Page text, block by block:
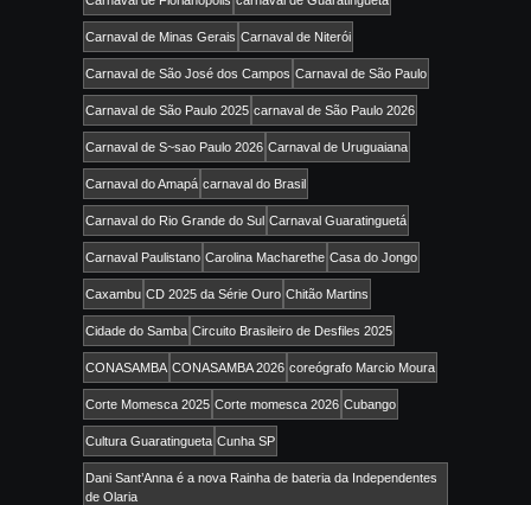
Carnaval de Minas Gerais Carnaval de Niterói
Carnaval de São José dos Campos Carnaval de São Paulo
Carnaval de São Paulo 2025 carnaval de São Paulo 2026
Carnaval de S~sao Paulo 2026 Carnaval de Uruguaiana
Carnaval do Amapá carnaval do Brasil
Carnaval do Rio Grande do Sul Carnaval Guaratinguetá
Carnaval Paulistano Carolina Macharethe Casa do Jongo
Caxambu CD 2025 da Série Ouro Chitão Martins
Cidade do Samba Circuito Brasileiro de Desfiles 2025
CONASAMBA CONASAMBA 2026 coreógrafo Marcio Moura
Corte Momesca 2025 Corte momesca 2026 Cubango
Cultura Guaratingueta Cunha SP
Dani Sant’Anna é a nova Rainha de bateria da Independentes
de Olaria